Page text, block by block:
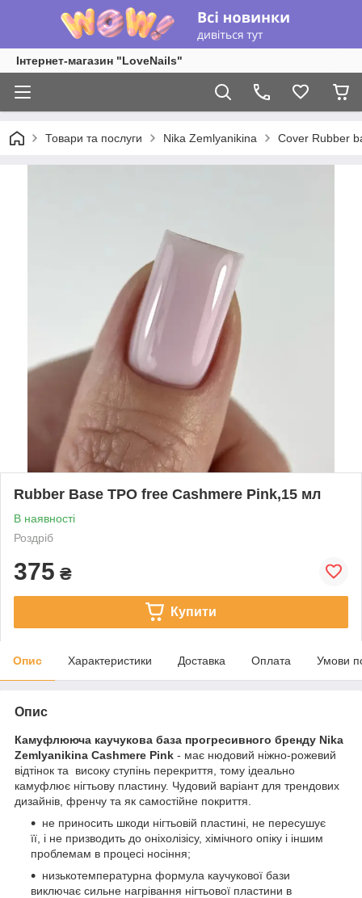
Інтернет-магазин "LoveNails"
Товари та послуги Nika Zemlyanikina Cover Rubber
Rubber Base TPO free Cashmere Pink,15 мл
В наявності
Роздріб
375 ₴
Купити
Опис Характеристики Доставка Оплата Умови
Опис
Камуфлююча каучукова база прогресивного бренду Nika
Zemlyanikina Cashmere Pink - має нюдовий ніжно-рожевий
відтінок та високу ступінь перекриття, тому ідеально
камуфлює нігтьову пластину. Чудовий варіант для трендових
дизайнів, френчу та як самостійне покриття.
не приносить шкоди нігтьовій пластині, не пересушує
її, і не призводить до оніхолізісу, хімічного опіку і іншим
проблемам в процесі носіння;
низькотемпературна формула каучукової бази
виключає сильне нагрівання нігтьової пластини в